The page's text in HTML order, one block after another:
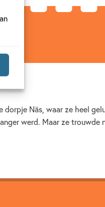
dorpje Näs, waar ze heel
werd. Maar ze trouwde